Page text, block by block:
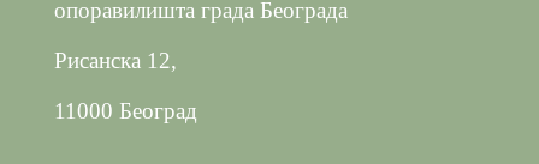
опоравилишта града Београда
Рисанска 12,
11000 Београд